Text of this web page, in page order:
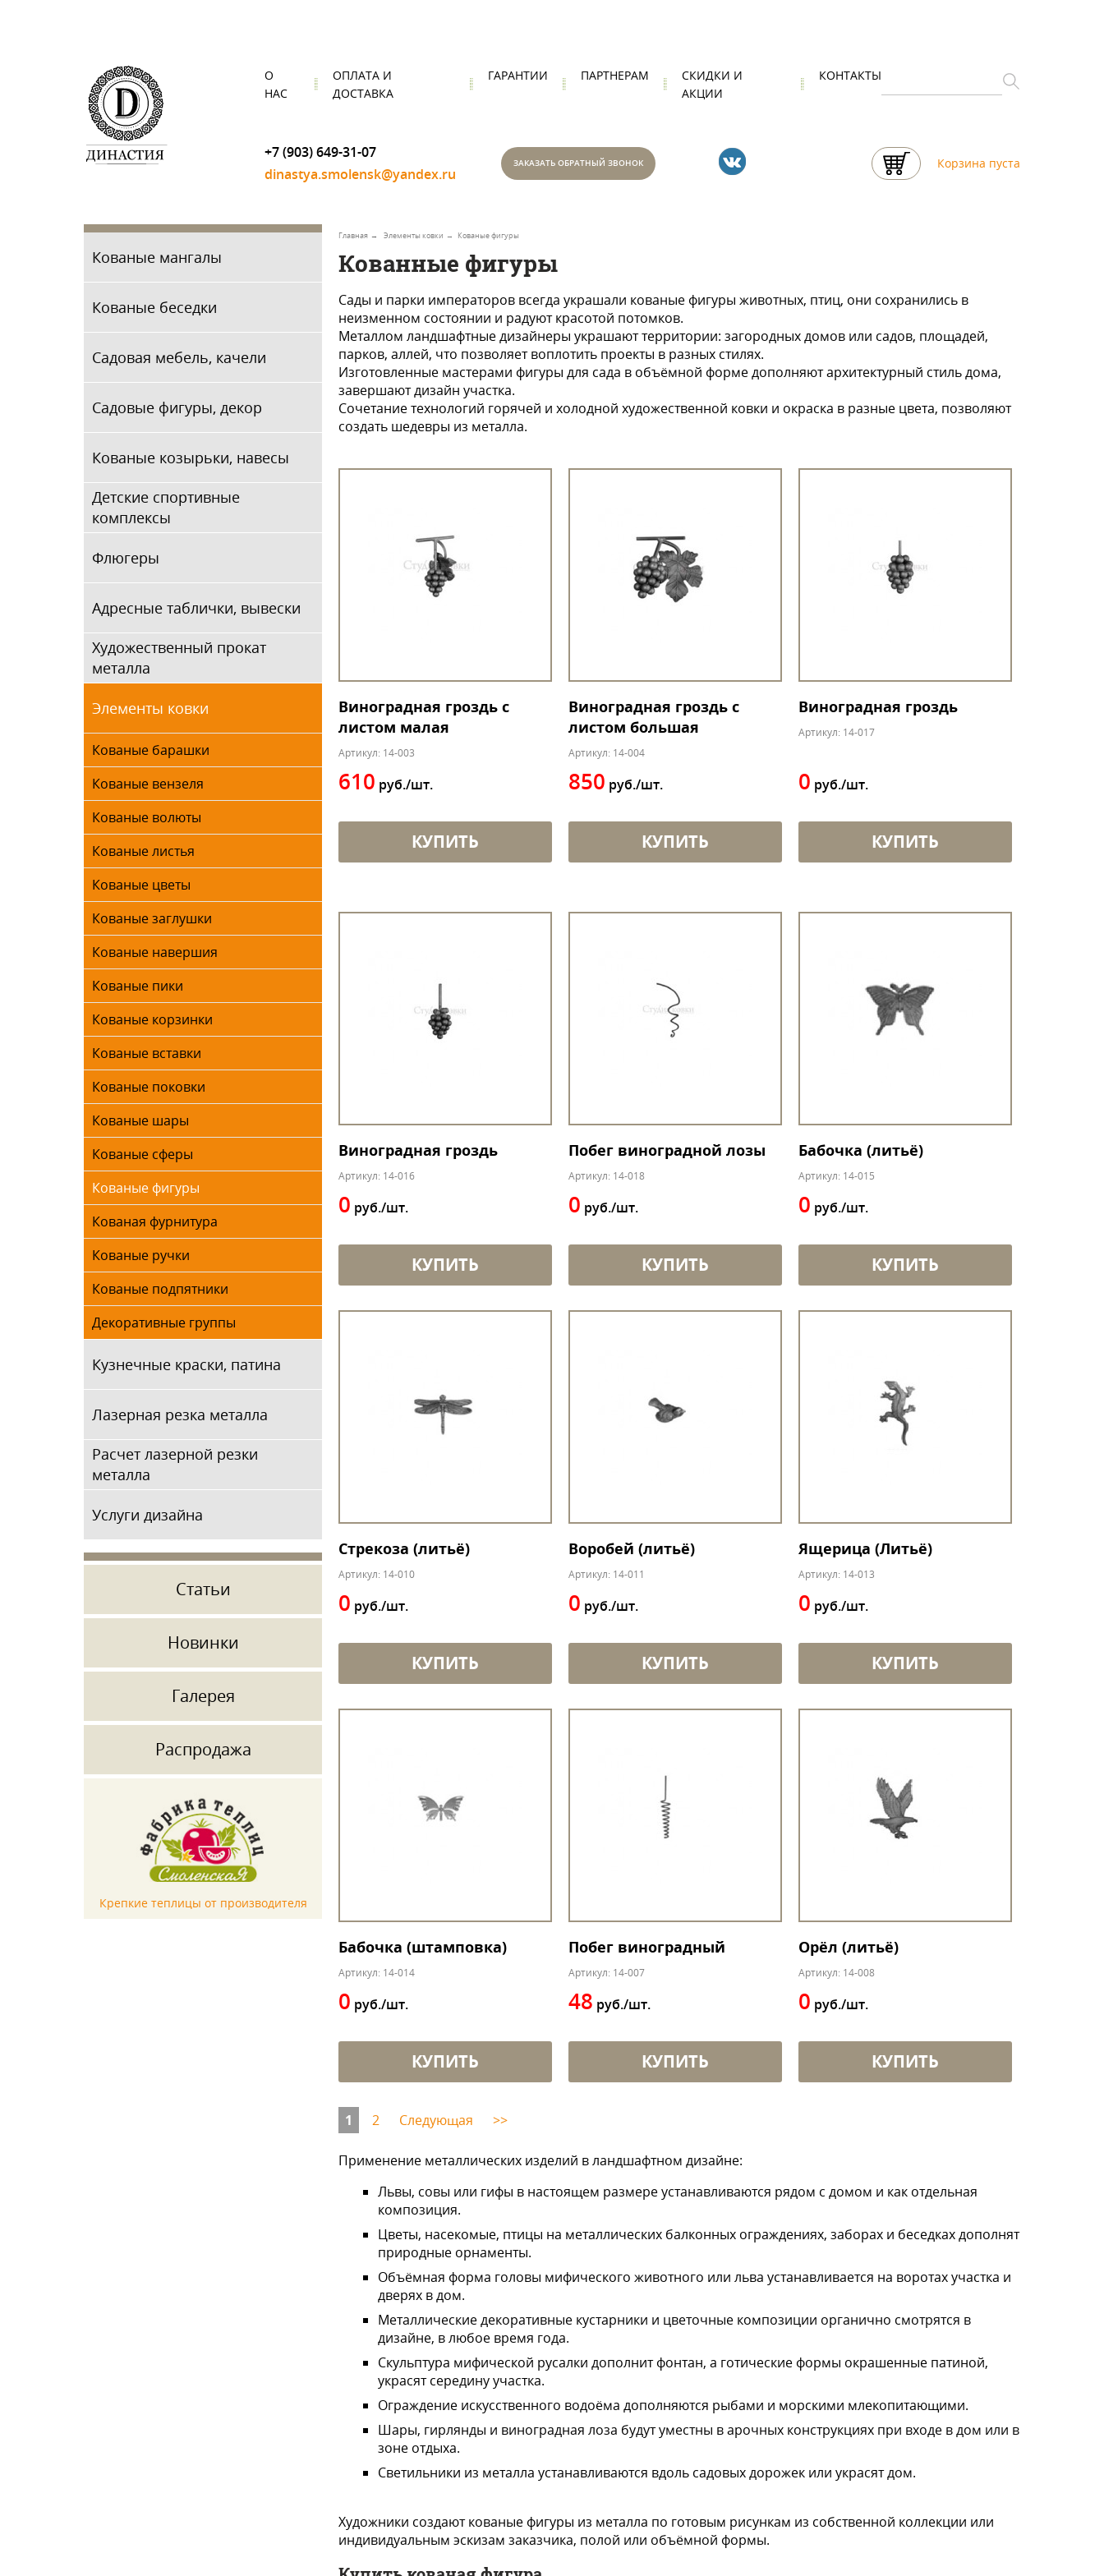
О
НАС
ОПЛАТА И
ДОСТАВКА
ГАРАНТИИ ПАРТНЕРАМ
СКИДКИ И
АКЦИИ
КОНТАКТЫ
+7 (903) 649-31-07
dinastya.smolensk@yandex.ru
ЗАКАЗАТЬ ОБРАТНЫЙ ЗВОНОК Корзина пуста
Кованые мангалы
Кованые беседки
Садовая мебель, качели
Садовые фигуры, декор
Кованые козырьки, навесы
Детские спортивные
комплексы
Флюгеры
Адресные таблички, вывески
Художественный прокат
металла
Элементы ковки
Кованые барашки
Кованые вензеля
Кованые волюты
Кованые листья
Кованые цветы
Кованые заглушки
Кованые навершия
Кованые пики
Кованые корзинки
Кованые вставки
Кованые поковки
Кованые шары
Кованые сферы
Кованые фигуры
Кованая фурнитура
Кованые ручки
Кованые подпятники
Декоративные группы
Кузнечные краски, патина
Лазерная резка металла
Расчет лазерной резки
металла
Услуги дизайна
Статьи
Новинки
Галерея
Распродажа
Крепкие теплицы от производителя
Главная Элементы ковки Кованые фигуры
Кованные фигуры
Сады и парки императоров всегда украшали кованые фигуры животных, птиц, они сохранились в
неизменном состоянии и радуют красотой потомков.
Металлом ландшафтные дизайнеры украшают территории: загородных домов или садов, площадей,
парков, аллей, что позволяет воплотить проекты в разных стилях.
Изготовленные мастерами фигуры для сада в объёмной форме дополняют архитектурный стиль дома,
завершают дизайн участка.
Сочетание технологий горячей и холодной художественной ковки и окраска в разные цвета, позволяют
создать шедевры из металла.
Виноградная гроздь с
листом малая
Артикул: 14-003
610 руб./шт.
КУПИТЬ
Виноградная гроздь с
листом большая
Артикул: 14-004
850 руб./шт.
КУПИТЬ
Виноградная гроздь
Артикул: 14-017
0 руб./шт.
КУПИТЬ
Виноградная гроздь
Артикул: 14-016
0 руб./шт.
КУПИТЬ
Побег виноградной лозы
Артикул: 14-018
0 руб./шт.
КУПИТЬ
Бабочка (литьё)
Артикул: 14-015
0 руб./шт.
КУПИТЬ
Стрекоза (литьё)
Артикул: 14-010
0 руб./шт.
КУПИТЬ
Воробей (литьё)
Артикул: 14-011
0 руб./шт.
КУПИТЬ
Ящерица (Литьё)
Артикул: 14-013
0 руб./шт.
КУПИТЬ
Бабочка (штамповка)
Артикул: 14-014
0 руб./шт.
КУПИТЬ
Побег виноградный
Артикул: 14-007
48 руб./шт.
КУПИТЬ
Орёл (литьё)
Артикул: 14-008
0 руб./шт.
КУПИТЬ
1 2 Следующая >>
Применение металлических изделий в ландшафтном дизайне:
Львы, совы или гифы в настоящем размере устанавливаются рядом с домом и как отдельная
композиция.
Цветы, насекомые, птицы на металлических балконных ограждениях, заборах и беседках дополнят
природные орнаменты.
Объёмная форма головы мифического животного или льва устанавливается на воротах участка и
дверях в дом.
Металлические декоративные кустарники и цветочные композиции органично смотрятся в
дизайне, в любое время года.
Скульптура мифической русалки дополнит фонтан, а готические формы окрашенные патиной,
украсят середину участка.
Ограждение искусственного водоёма дополняются рыбами и морскими млекопитающими.
Шары, гирлянды и виноградная лоза будут уместны в арочных конструкциях при входе в дом или в
зоне отдыха.
Светильники из металла устанавливаются вдоль садовых дорожек или украсят дом.
Художники создают кованые фигуры из металла по готовым рисункам из собственной коллекции или
индивидуальным эскизам заказчика, полой или объёмной формы.